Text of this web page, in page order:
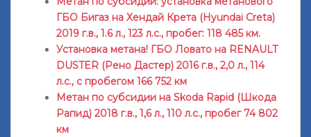
ГБО Бигаз на Хендай Крета (Hyundai Creta)
2019 г.в., 1.6 л., 123 л.с., пробег: 118 485 км.
Установка метана! ГБО Ловато на RENAULT
DUSTER (Рено Дастер) 2016 г.в., 2,0 л., 114
л.с., с пробегом 166 752 км
Метан по субсидии на Skoda Rapid (Шкода
Рапид) 2018 г.в., 1,6 л., 110 л.с., пробег 74 802
км